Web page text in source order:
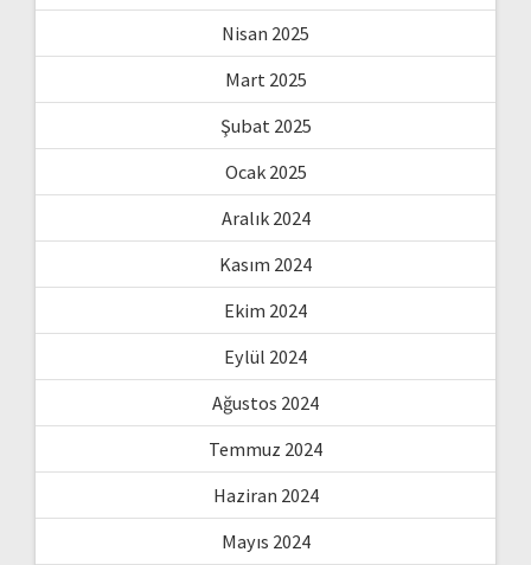
Nisan 2025
Mart 2025
Şubat 2025
Ocak 2025
Aralık 2024
Kasım 2024
Ekim 2024
Eylül 2024
Ağustos 2024
Temmuz 2024
Haziran 2024
Mayıs 2024